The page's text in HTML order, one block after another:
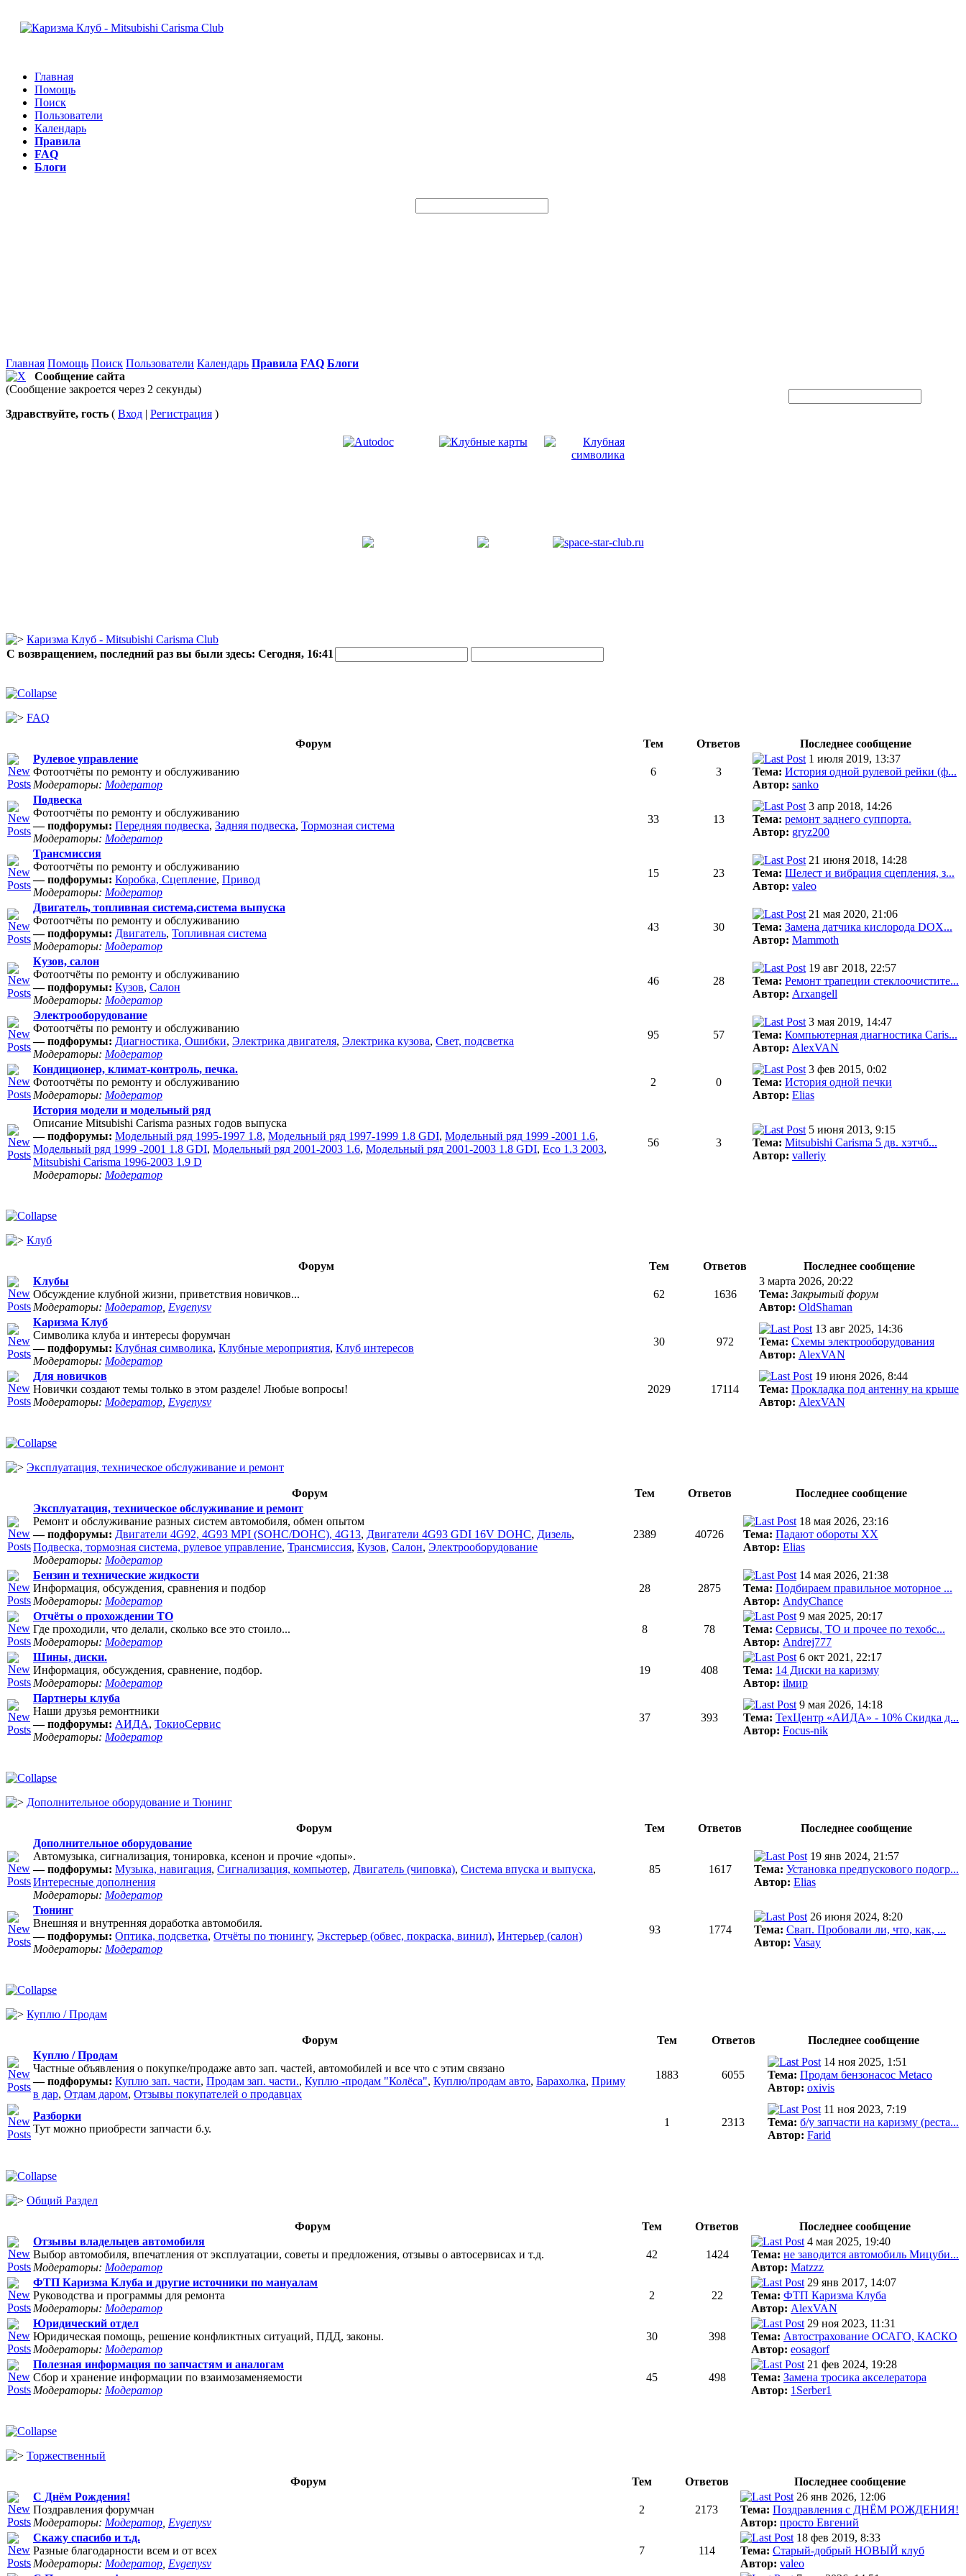
Главная
Помощь
Поиск
Пользователи
Календарь
Правила
FAQ
Блоги
Главная Помощь Поиск Пользователи Календарь Правила FAQ Блоги
Сообщение сайта
(Сообщение закроется через 2 секунды)
Здравствуйте, гость ( Вход | Регистрация )
Каризма Клуб - Mitsubishi Carisma Club
С возвращением, последний раз вы были здесь: Сегодня, 16:41
FAQ
Форум Тем Ответов
Последнее сообщение
Рулевое управление
Фотоотчёты по ремонту и обслуживанию
Модераторы: Модератор
6 3
1 июля 2019, 13:37
Тема: История одной рулевой рейки (ф...
Автор: sanko
Подвеска
Фотоотчёты по ремонту и обслуживанию
— подфорумы: Передняя подвеска, Задняя подвеска, Тормозная система
Модераторы: Модератор
33 13
3 апр 2018, 14:26
Тема: ремонт заднего суппорта.
Автор: gryz200
Трансмиссия
Фотоотчёты по ремонту и обслуживанию
— подфорумы: Коробка, Сцепление, Привод
Модераторы: Модератор
15 23
21 июня 2018, 14:28
Тема: Шелест и вибрация сцепления, з...
Автор: valeo
Двигатель, топливная система,система выпуска
Фотоотчёты по ремонту и обслуживанию
— подфорумы: Двигатель, Топливная система
Модераторы: Модератор
43 30
21 мая 2020, 21:06
Тема: Замена датчика кислорода DOX...
Автор: Mammoth
Кузов, салон
Фотоотчёты по ремонту и обслуживанию
— подфорумы: Кузов, Салон
Модераторы: Модератор
46 28
19 авг 2018, 22:57
Тема: Ремонт трапеции стеклоочистите...
Автор: Arxangell
Электрооборудование
Фотоотчёты по ремонту и обслуживанию
— подфорумы: Диагностика, Ошибки, Электрика двигателя, Электрика кузова, Свет, подсветка
Модераторы: Модератор
95 57
3 мая 2019, 14:47
Тема: Компьютерная диагностика Caris...
Автор: AlexVAN
Кондиционер, климат-контроль, печка.
Фотоотчёты по ремонту и обслуживанию
Модераторы: Модератор
2 0
3 фев 2015, 0:02
Тема: История одной печки
Автор: Elias
История модели и модельный ряд
Описание Mitsubishi Carisma разных годов выпуска
— подфорумы: Модельный ряд 1995-1997 1.8, Модельный ряд 1997-1999 1.8 GDI, Модельный ряд 1999 -2001 1.6,
Модельный ряд 1999 -2001 1.8 GDI, Модельный ряд 2001-2003 1.6, Модельный ряд 2001-2003 1.8 GDI, Eco 1.3 2003,
Mitsubishi Carisma 1996-2003 1.9 D
Модераторы: Модератор
56 3
5 июня 2013, 9:15
Тема: Mitsubishi Carisma 5 дв. хэтчб...
Автор: valleriy
Клуб
Форум Тем Ответов
Последнее сообщение
Клубы
Обсуждение клубной жизни, приветствия новичков...
Модераторы: Модератор Evgenysv
62 1636
3 марта 2026, 20:22
Тема: Закрытый форум
Автор: OldShaman
Каризма Клуб
Символика клуба и интересы форумчан
— подфорумы: Клубная символика, Клубные мероприятия, Клуб интересов
Модераторы: Модератор
30 972
13 авг 2025, 14:36
Тема: Схемы электрооборудования
Автор: AlexVAN
Для новичков
Новички создают темы только в этом разделе! Любые вопросы!
Модераторы: Модератор Evgenysv
2029 17114
19 июня 2026, 8:44
Тема: Прокладка под антенну на крыше
Автор: AlexVAN
Эксплуатация, техническое обслуживание и ремонт
Форум Тем Ответов
Последнее сообщение
Эксплуатация, техническое обслуживание и ремонт
Ремонт и обслуживание разных систем автомобиля, обмен опытом
— подфорумы: Двигатели 4G92, 4G93 MPI (SOHC/DOHC), 4G13, Двигатели 4G93 GDI 16V DOHC, Дизель,
Подвеска, тормозная система, рулевое управление, Трансмиссия, Кузов, Салон, Электрооборудование
Модераторы: Модератор
2389 40726
18 мая 2026, 23:16
Тема: Падают обороты ХХ
Автор: Elias
Бензин и технические жидкости
Информация, обсуждения, сравнения и подбор
Модераторы: Модератор
28 2875
14 мая 2026, 21:38
Тема: Подбираем правильное моторное ...
Автор: AndyChance
Отчёты о прохождении ТО
Где проходили, что делали, сколько все это стоило...
Модераторы: Модератор
8 78
9 мая 2025, 20:17
Тема: Сервисы, ТО и прочее по техобс...
Автор: Andrej777
Шины, диски.
Информация, обсуждения, сравнение, подбор.
Модераторы: Модератор
19 408
6 окт 2021, 22:17
Тема: 14 Диски на каризму
Автор: ilмир
Партнеры клуба
Наши друзья ремонтники
— подфорумы: АИДА, ТокиоСервис
Модераторы: Модератор
37 393
9 мая 2026, 14:18
Тема: ТехЦентр «АИДА» - 10% Скидка д...
Автор: Focus-nik
Дополнительное оборудование и Тюнинг
Форум Тем Ответов
Последнее сообщение
Дополнительное оборудование
Автомузыка, сигнализация, тонировка, ксенон и прочие «допы».
— подфорумы: Музыка, навигация, Сигнализация, компьютер, Двигатель (чиповка), Система впуска и выпуска,
Интересные дополнения
Модераторы: Модератор
85 1617
19 янв 2024, 21:57
Тема: Установка предпускового подогр...
Автор: Elias
Тюнинг
Внешняя и внутренняя доработка автомобиля.
— подфорумы: Оптика, подсветка, Отчёты по тюнингу, Экстерьер (обвес, покраска, винил), Интерьер (салон)
Модераторы: Модератор
93 1774
26 июня 2024, 8:20
Тема: Свап. Пробовали ли, что, как, ...
Автор: Vasay
Куплю / Продам
Форум Тем Ответов
Последнее сообщение
Куплю / Продам
Частные объявления о покупке/продаже авто зап. частей, автомобилей и все что с этим связано
— подфорумы: Куплю зап. части, Продам зап. части., Куплю -продам "Колёса", Куплю/продам авто, Барахолка, Приму
в дар, Отдам даром, Отзывы покупателей о продавцах
1883 6055
14 ноя 2025, 1:51
Тема: Продам бензонасос Metaco
Автор: oxivis
Разборки
Тут можно приобрести запчасти б.у.
1 2313
11 ноя 2023, 7:19
Тема: б/у запчасти на каризму (реста...
Автор: Farid
Общий Раздел
Форум Тем Ответов
Последнее сообщение
Отзывы владельцев автомобиля
Выбор автомобиля, впечатления от эксплуатации, советы и предложения, отзывы о автосервисах и т.д.
Модераторы: Модератор
42 1424
4 мая 2025, 19:40
Тема: не заводится автомобиль Мицуби...
Автор: Matzzz
ФТП Каризма Клуба и другие источники по мануалам
Руководства и программы для ремонта
Модераторы: Модератор
2 22
29 янв 2017, 14:07
Тема: ФТП Каризма Клуба
Автор: AlexVAN
Юридический отдел
Юридическая помощь, решение конфликтных ситуаций, ПДД, законы.
Модераторы: Модератор
30 398
29 ноя 2023, 11:31
Тема: Автострахование ОСАГО, КАСКО
Автор: eosagorf
Полезная информация по запчастям и аналогам
Сбор и хранение информации по взаимозаменяемости
Модераторы: Модератор
45 498
21 фев 2024, 19:28
Тема: Замена тросика акселератора
Автор: 1Serber1
Торжественный
Форум Тем Ответов
Последнее сообщение
С Днём Рождения!
Поздравления форумчан
Модераторы: Модератор Evgenysv
2 2173
26 янв 2026, 12:06
Тема: Поздравления с ДНЁМ РОЖДЕНИЯ!
Автор: просто Евгений
Скажу спасибо и т.д.
Разные благодарности всем и от всех
Модераторы: Модератор Evgenysv
7 114
18 фев 2019, 8:33
Тема: Старый-добрый НОВЫЙ клуб
Автор: valeo